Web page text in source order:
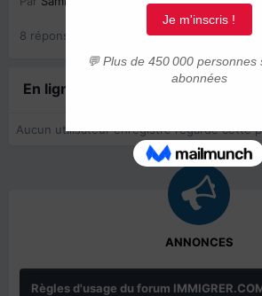
8 réponses vues
En ligne récemment
Aucun utilisateur enregistré regarde cette
ANNONCES
Règles d'usage du forum